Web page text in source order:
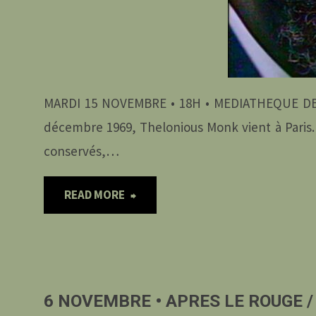
MARDI 15 NOVEMBRE • 18H • MEDIATHEQUE
décembre 1969, Thelonious Monk vient à
conservés,…
READ MORE "15
REWIND
6 NOVEMBRE • APRES LE ROUGE